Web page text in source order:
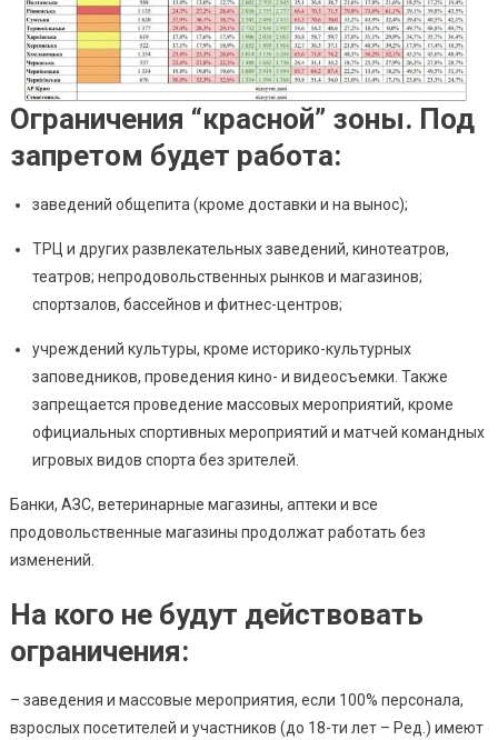
Ограничения “красной” зоны. Под
запретом будет работа:
заведений общепита (кроме доставки и на вынос);
ТРЦ и других развлекательных заведений, кинотеатров,
театров; непродовольственных рынков и магазинов;
спортзалов, бассейнов и фитнес-центров;
учреждений культуры, кроме историко-культурных
заповедников, проведения кино- и видеосъемки. Также
запрещается проведение массовых мероприятий, кроме
официальных спортивных мероприятий и матчей командных
игровых видов спорта без зрителей.
Банки, АЗС, ветеринарные магазины, аптеки и все
продовольственные магазины продолжат работать без
изменений.
На кого не будут действовать
ограничения:
– заведения и массовые мероприятия, если 100% персонала,
взрослых посетителей и участников (до 18-ти лет – Ред.) имеют